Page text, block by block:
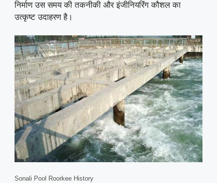
निर्माण उस समय की तकनीकी और इंजीनियरिंग कौशल का
उत्कृष्ट उदाहरण है।
Sonali Pool Roorkee History